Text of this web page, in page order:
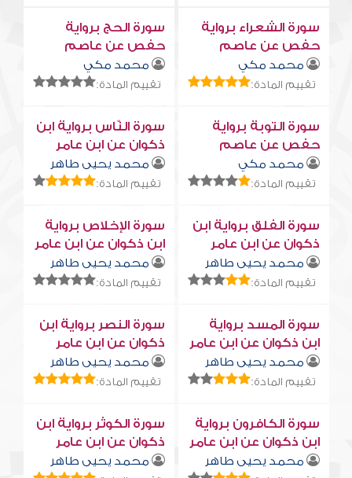
سورة الشعراء برواية
حفص عن عاصم
محمد مكي
تقييم المادة:
سورة الحج برواية
حفص عن عاصم
محمد مكي
تقييم المادة:
سورة التوبة برواية
حفص عن عاصم
محمد مكي
تقييم المادة:
سورة النّاس برواية ابن
ذكوان عن ابن عامر
محمد يحيى طاهر
تقييم المادة:
سورة الفلق برواية ابن
ذكوان عن ابن عامر
محمد يحيى طاهر
تقييم المادة:
سورة الإخلاص برواية
ابن ذكوان عن ابن عامر
محمد يحيى طاهر
تقييم المادة:
سورة المسد برواية
ابن ذكوان عن ابن عامر
محمد يحيى طاهر
تقييم المادة:
سورة النصر برواية ابن
ذكوان عن ابن عامر
محمد يحيى طاهر
تقييم المادة:
سورة الكافرون برواية
ابن ذكوان عن ابن عامر
محمد يحيى طاهر
سورة الكوثر برواية ابن
ذكوان عن ابن عامر
محمد يحيى طاهر